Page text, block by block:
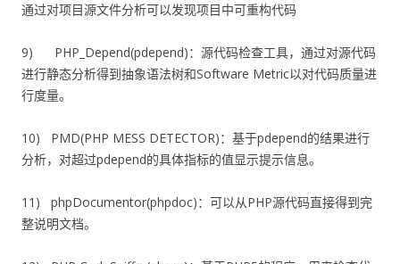
通过对项目源文件分析可以发现项目中可重构代码
9) PHP_Depend(pdepend)：源代码检查工具，通过对源代码
进行静态分析得到抽象语法树和Software Metric以对代码质量进
行度量。
10) PMD(PHP MESS DETECTOR)：基于pdepend的结果进行
分析，对超过pdepend的具体指标的值显示提示信息。
11) phpDocumentor(phpdoc)：可以从PHP源代码直接得到完
整说明文档。